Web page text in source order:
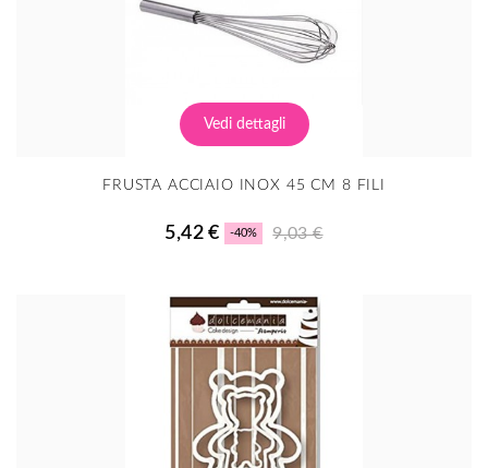
Vedi dettagli
FRUSTA ACCIAIO INOX 45 CM 8 FILI
5,42 € -40% 9,03 €